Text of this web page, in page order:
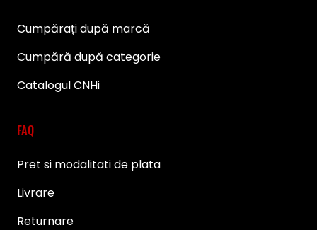
Cumpărați după marcă
Cumpără după categorie
Catalogul CNHi
FAQ
Pret si modalitati de plata
Livrare
Returnare